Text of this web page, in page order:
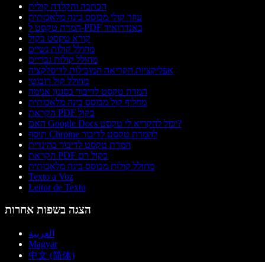
הכתבה והקלדה קולית
עוזר קולי מבוסס בינה מלאכותית
המרת טקסט ל-PDF באנדרואיד
קורא טקסט בקול
מחולל קולות נשיים
מחולל קולות גבריים
אפליקציות הקריאה המובילות לדיסלקציה
מחולל קול רובוטי
המרת טקסט לדיבור בסגנון אנימה
מחליף קול מבוסס בינה מלאכותית
הקראת PDF בקול
האם Google Docs יכול להקריא לי טקסט?
תוסף Chrome להמרת טקסט לדיבור
המרת טקסט לדיבור בהינדית
הקראת PDF בקול רם
מחולל קולות מבוסס בינה מלאכותית
Texto a Voz
Leitor de Texto
הצגה בשפות אחרות
العربية
Magyar
中文 (简体)